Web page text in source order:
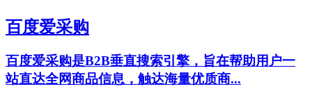
百度爱采购
百度爱采购是B2B垂直搜索引擎，旨在帮助用户一
站直达全网商品信息，触达海量优质商...